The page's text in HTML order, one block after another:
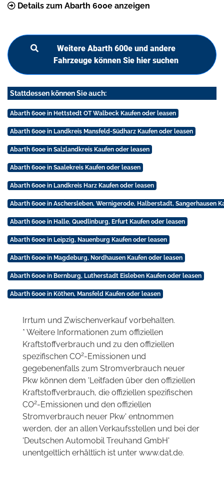
Details zum Abarth 600e anzeigen
Weitere Abarth 600e und andere
Fahrzeuge können Sie hier suchen
Stattdessen können Sie auch:
Abarth 600e in Hettstedt OT Walbeck Kaufen oder leasen
Abarth 600e in Landkreis Mansfeld-Südharz Kaufen oder leasen
Abarth 600e in Salzlandkreis Kaufen oder leasen
Abarth 600e in Saalekreis Kaufen oder leasen
Abarth 600e in Landkreis Harz Kaufen oder leasen
Abarth 600e in Aschersleben, Wernigerode, Halberstadt, Sangerhausen
Abarth 600e in Halle, Quedlinburg, Erfurt Kaufen oder leasen
Abarth 600e in Leipzig, Nauenburg Kaufen oder leasen
Abarth 600e in Magdeburg, Nordhausen Kaufen oder leasen
Abarth 600e in Bernburg, Lutherstadt Eisleben Kaufen oder leasen
Abarth 600e in Köthen, Mansfeld Kaufen oder leasen
Irrtum und Zwischenverkauf vorbehalten.
* Weitere Informationen zum offiziellen
Kraftstoffverbrauch und zu den offiziellen
spezifischen CO2-Emissionen und
gegebenenfalls zum Stromverbrauch neuer
Pkw können dem 'Leitfaden über den offiziellen
Kraftstoffverbrauch, die offiziellen spezifischen
CO2-Emissionen und den offiziellen
Stromverbrauch neuer Pkw' entnommen
werden, der an allen Verkaufsstellen und bei der
'Deutschen Automobil Treuhand GmbH'
unentgeltlich erhältlich ist unter www.dat.de.